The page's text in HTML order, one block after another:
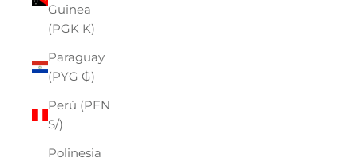
Guinea
(PGK K)
Paraguay
(PYG ₲)
Perù (PEN
S/)
Polinesia